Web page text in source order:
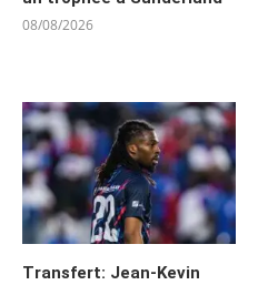
08/08/2026
Transfert: Jean-Kevin